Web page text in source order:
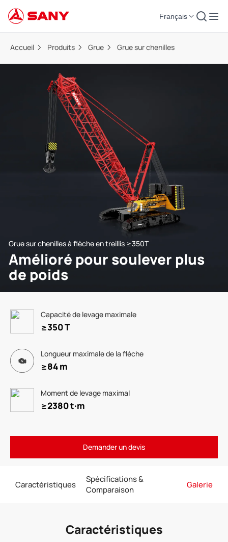
Français
Accueil Produits Grue Grue sur chenilles
Grue sur chenilles à flèche en treillis ≥350T
Amélioré pour soulever plus
de poids
Capacité de levage maximale
≥350 T
Longueur maximale de la flèche
≥84 m
Moment de levage maximal
≥2380 t·m
Demander un devis
Caractéristiques
Spécifications &
Comparaison
Galerie
Caractéristiques